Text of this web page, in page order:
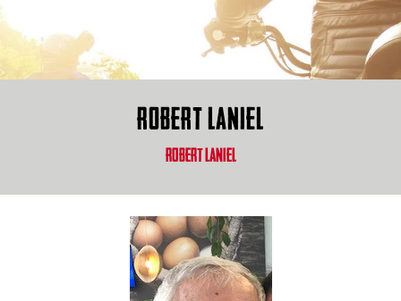
ROBERT LANIEL
ROBERT LANIEL